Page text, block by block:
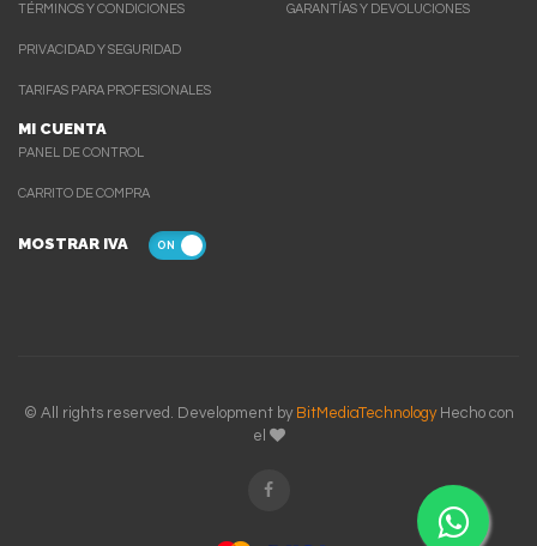
TÉRMINOS Y CONDICIONES
PRIVACIDAD Y SEGURIDAD
TARIFAS PARA PROFESIONALES
MI CUENTA
PANEL DE CONTROL
CARRITO DE COMPRA
GARANTÍAS Y DEVOLUCIONES
MOSTRAR IVA
© All rights reserved. Development by BitMediaTechnologyHecho con
el